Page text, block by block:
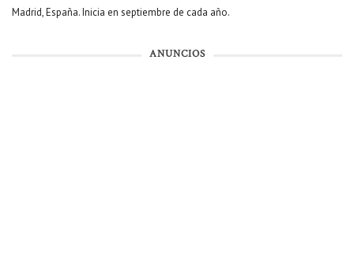
Madrid, España. Inicia en septiembre de cada año.
ANUNCIOS